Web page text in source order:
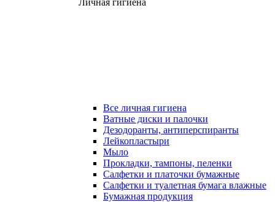
Личная гигиена
Все личная гигиена
Ватные диски и палочки
Дезодоранты, антиперспиранты
Лейкопластыри
Мыло
Прокладки, тампоны, пеленки
Салфетки и платочки бумажные
Салфетки и туалетная бумага влажные
Бумажная продукция